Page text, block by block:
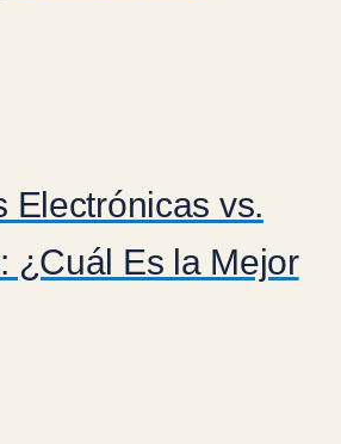
Electrónicas vs.
¿Cuál Es la Mejor